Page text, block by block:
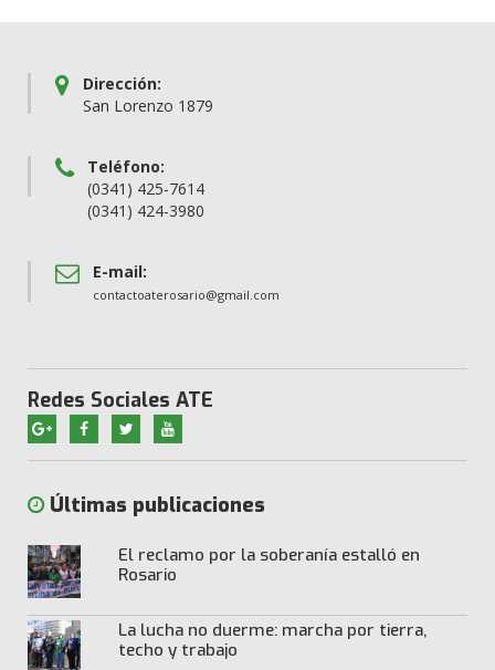
Dirección:
San Lorenzo 1879
Teléfono:
(0341) 425-7614
(0341) 424-3980
E-mail:
contactoaterosario@gmail.com
Redes Sociales ATE
Últimas publicaciones
El reclamo por la soberanía estalló en
Rosario
La lucha no duerme: marcha por tierra,
techo y trabajo